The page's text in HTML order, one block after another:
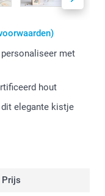
met
hout
elegante kistje
Prijs